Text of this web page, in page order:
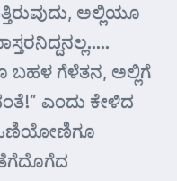
ಅಲ್ಲಿಯೂ
ಬಹಳ ಗೆಳೆತನ, ಅಲ್ಲಿಗೆ
ಎಂದು ಕೇಳಿದ
ಓಣಿಯೋಣಿಗೂ